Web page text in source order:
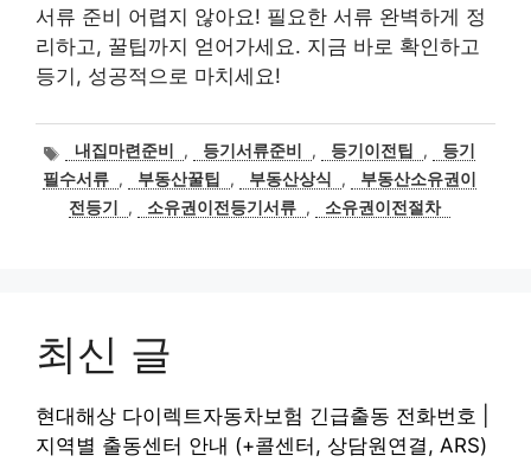
서류 준비 어렵지 않아요! 필요한 서류 완벽하게 정
리하고, 꿀팁까지 얻어가세요. 지금 바로 확인하고
등기, 성공적으로 마치세요!
태
그
내집마련준비 , 등기서류준비 , 등기이전팁 ,
등기
필수서류 , 부동산꿀팁 , 부동산상식 ,
부동산소유권이
전등기
, 소유권이전등기서류 , 소유권이전절차
최신 글
현대해상 다이렉트자동차보험 긴급출동 전화번호 |
지역별 출동센터 안내 (+콜센터, 상담원연결, ARS)